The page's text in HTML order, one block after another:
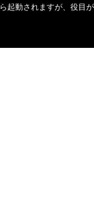
動されますが、役目